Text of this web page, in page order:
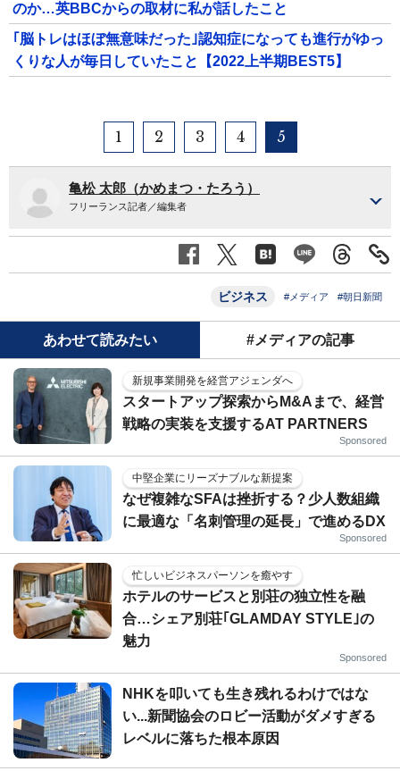
のか…英BBCからの取材に私が話したこと
｢脳トレはほぼ無意味だった｣認知症になっても進行がゆっ
くりな人が毎日していたこと【2022上半期BEST5】
1 2 3 4 5
亀松 太郎（かめまつ・たろう）
フリーランス記者／編集者
ビジネス #メディア #朝日新聞
あわせて読みたい #メディアの記事
新規事業開発を経営アジェンダへ
スタートアップ探索からM&Aまで、経営
戦略の実装を支援するAT PARTNERS
Sponsored
中堅企業にリーズナブルな新提案
なぜ複雑なSFAは挫折する？少人数組織
に最適な「名刺管理の延長」で進めるDX
Sponsored
忙しいビジネスパーソンを癒やす
ホテルのサービスと別荘の独立性を融
合…シェア別荘｢GLAMDAY STYLE｣の
魅力
Sponsored
NHKを叩いても生き残れるわけではな
い...新聞協会のロビー活動がダメすぎる
レベルに落ちた根本原因